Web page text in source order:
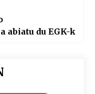
abiatu du EGK-k